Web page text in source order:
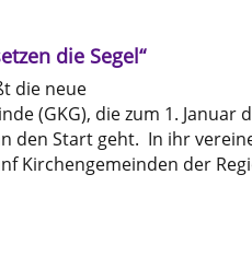
die Segel“
die neue
(GKG), die zum 1. Januar
den Start geht. In ihr
Kirchengemeinden der